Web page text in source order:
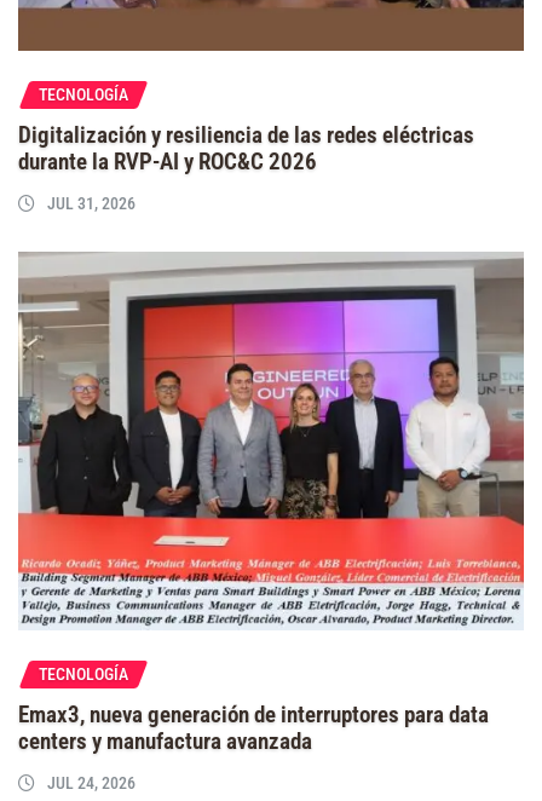
TECNOLOGÍA
Digitalización y resiliencia de las redes eléctricas
durante la RVP-AI y ROC&C 2026
JUL 31, 2026
TECNOLOGÍA
Emax3, nueva generación de interruptores para data
centers y manufactura avanzada
JUL 24, 2026